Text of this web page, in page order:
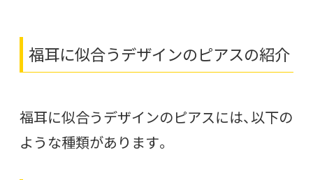
福耳に似合うデザインのピアスの紹介
福耳に似合うデザインのピアスには、以下の
ような種類があります。